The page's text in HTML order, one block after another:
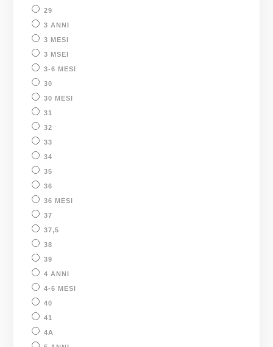
29
3 ANNI
3 MESI
3 MSEI
3-6 MESI
30
30 MESI
31
32
33
34
35
36
36 MESI
37
37,5
38
39
4 ANNI
4-6 MESI
40
41
4A